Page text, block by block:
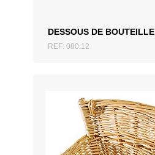
DESSOUS DE BOUTEILLE
REF: 080.12